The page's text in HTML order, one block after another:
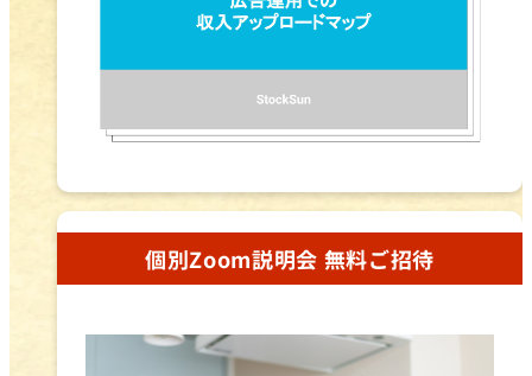
個別Zoom説明会 無料ご招待